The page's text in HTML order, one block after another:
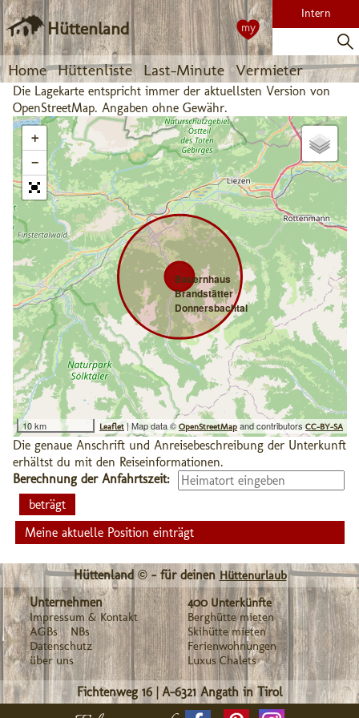
Hüttenland
Home Hüttenliste Last-Minute Vermieter
Intern
my
Die Lagekarte entspricht immer der aktuellsten Version von
OpenStreetMap. Angaben ohne Gewähr.
Bauernhaus
Brandstätter
Donnersbachtal
+
−
10 km Leaflet| Map data © OpenStreetMap and contributors CC-BY-SA
Die genaue Anschrift und Anreisebeschreibung der Unterkunft
erhältst du mit den Reiseinformationen.
Berechnung der Anfahrtszeit:
Meine aktuelle Position einträgt
Hüttenland © - für deinen Hüttenurlaub
Unternehmen
Impressum & Kontakt
AGBs
NBs
Datenschutz
über uns
400 Unterkünfte
Berghütte mieten
Skihütte mieten
Ferienwohnungen
Luxus Chalets
Fichtenweg 16|A-6321 Angath in Tirol